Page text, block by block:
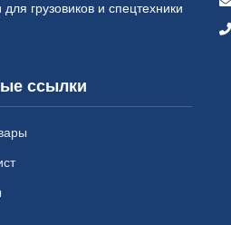
для грузовиков и спецтехники
ссылки